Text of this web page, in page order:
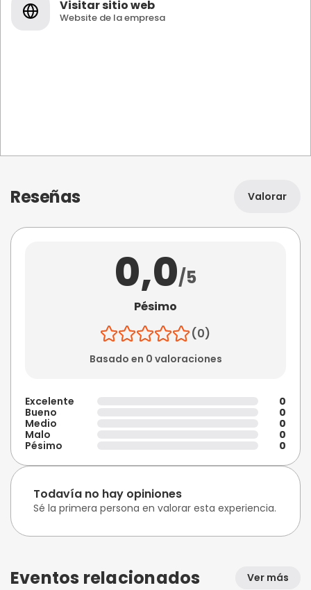
Visitar sitio web
Website de la empresa
Reseñas Valorar
0,0/5
Pésimo
(0)
Basado en 0 valoraciones
Excelente
0
Bueno
0
Medio
0
Malo
0
Pésimo
0
Todavía no hay opiniones
Sé la primera persona en valorar esta experiencia.
Eventos relacionados Ver más